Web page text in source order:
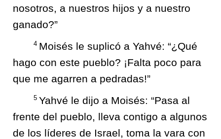
nosotros, a nuestros hijos y a nuestro
ganado?”
4 Moisés le suplicó a Yahvé: “¿Qué
hago con este pueblo? ¡Falta poco para
que me agarren a pedradas!”
5 Yahvé le dijo a Moisés: “Pasa al
frente del pueblo, lleva contigo a algunos
de los líderes de Israel, toma la vara con